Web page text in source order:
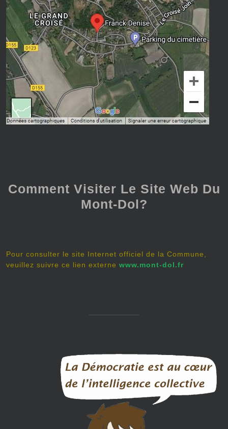
Comment Visiter Le Site Web Du
Mont-Dol?
Pour consulter le site Internet officiel de la Commune,
veuillez suivre ce lien externe www.mont-dol.fr